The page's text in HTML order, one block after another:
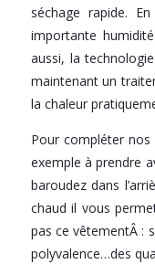
séchage rapide.
importante
aussi, la
maintenant un
la chaleur
Pour compléter
exemple à prendre
baroudez dans
chaud il vous
pas ce vêtementÂ :
polyvalence…des